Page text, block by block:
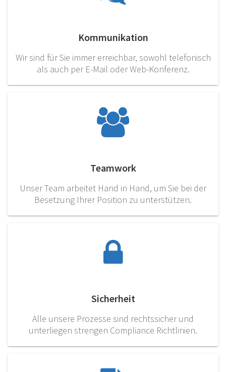
Kommunikation
Wir sind für Sie immer erreichbar, sowohl telefonisch
als auch per E-Mail oder Web-Konferenz.
Teamwork
Unser Team arbeitet Hand in Hand, um Sie bei der
Besetzung Ihrer Position zu unterstützen.
Sicherheit
Alle unsere Prozesse sind rechtssicher und
unterliegen strengen Compliance Richtlinien.